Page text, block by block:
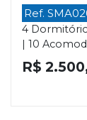
Ref.
4
| 10
R$